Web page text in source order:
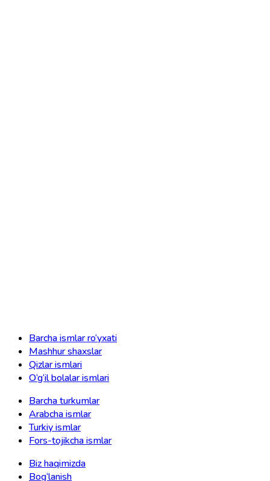
Barcha ismlar ro‘yxati
Mashhur shaxslar
Qizlar ismlari
O‘g‘il bolalar ismlari
Barcha turkumlar
Arabcha ismlar
Turkiy ismlar
Fors-tojikcha ismlar
Biz haqimizda
Bog‘lanish